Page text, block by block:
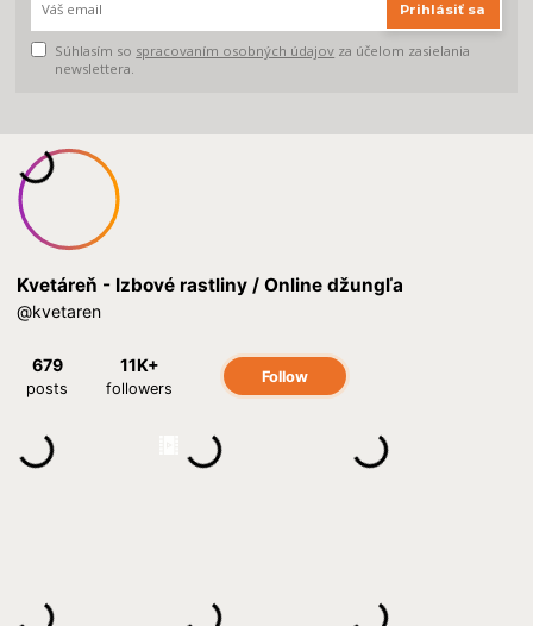
Prihlásiť sa
Súhlasím so spracovaním osobných údajov za účelom zasielania
newslettera.